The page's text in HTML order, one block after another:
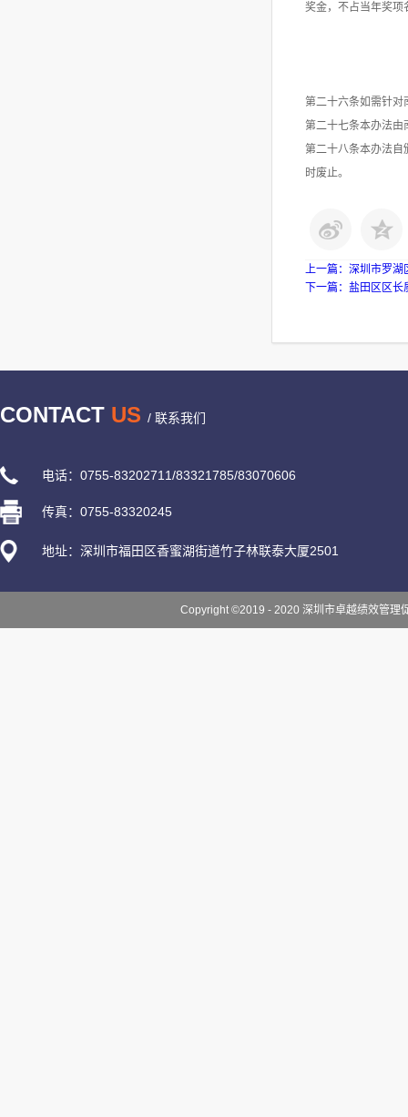
奖金，不占当年奖项
第二十六条如需针对
第二十七条本办法由
第二十八条本办法
时废止。
上一篇： 深圳市罗湖
下一篇： 盐田区区长
CONTACT US / 联系我们
电话：0755-83202711/83321785/83070606
传真：0755-83320245
地址：深圳市福田区香蜜湖街道竹子林联泰大厦2501
Copyright ©2019 - 2020 深圳市卓越绩效管理